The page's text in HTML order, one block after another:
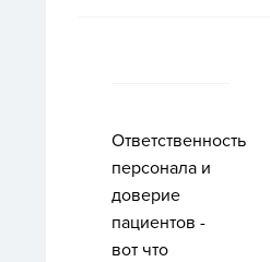
Ответственность
персонала и
доверие
пациентов -
вот что